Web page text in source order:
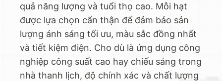
quả năng lượng và tuổi thọ cao. Mỗi hạt
được lựa chọn cẩn thận để đảm bảo sản
lượng ánh sáng tối ưu, màu sắc đồng nhất
và tiết kiệm điện. Cho dù là ứng dụng công
nghiệp công suất cao hay chiếu sáng trong
nhà thanh lịch, độ chính xác và chất lượng